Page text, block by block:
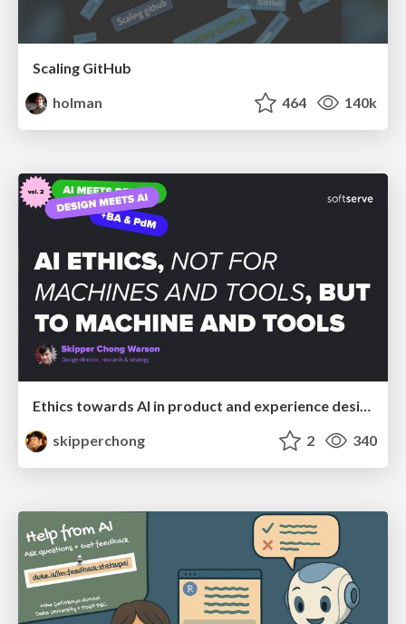
Scaling GitHub
holman
464 140k
Ethics towards AI in product and experience design
skipperchong
2 340